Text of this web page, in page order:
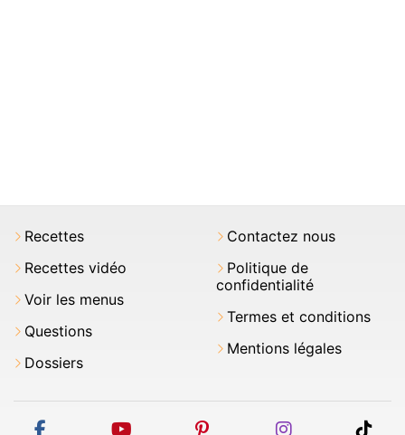
Recettes
Recettes vidéo
Voir les menus
Questions
Dossiers
Contactez nous
Politique de
confidentialité
Termes et conditions
Mentions légales
facebook youtube pinterest instagram